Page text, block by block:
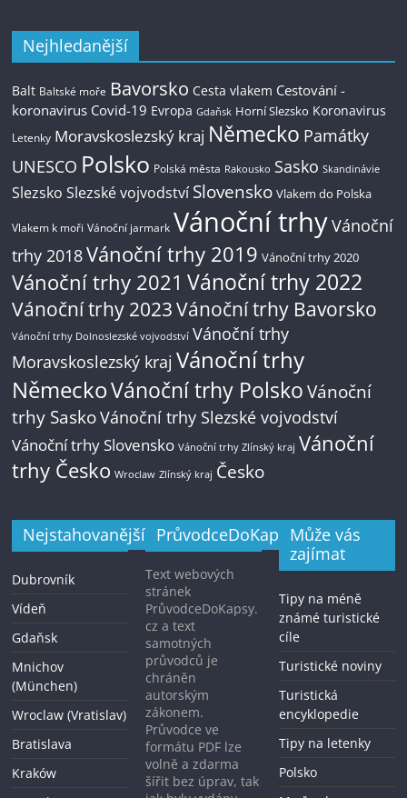
Nejhledanější
Balt Baltské moře Bavorsko Cesta vlakem Cestování -
koronavirus Covid-19 Evropa Gdaňsk Horní Slezsko Koronavirus
Letenky Moravskoslezský kraj Německo Památky
UNESCO Polsko Polská města Rakousko Sasko Skandinávie
Slezsko Slezské vojvodství Slovensko Vlakem do Polska
Vlakem k moři Vánoční jarmark Vánoční trhyVánoční
trhy 2018Vánoční trhy 2019 Vánoční trhy 2020
Vánoční trhy 2021 Vánoční trhy 2022
Vánoční trhy 2023Vánoční trhy Bavorsko
Vánoční trhy Dolnoslezské vojvodství Vánoční trhy
Moravskoslezský kraj Vánoční trhy
NěmeckoVánoční trhy Polsko Vánoční
trhy SaskoVánoční trhy Slezské vojvodství
Vánoční trhy Slovensko Vánoční trhy Zlínský kraj Vánoční
trhy Česko Wroclaw Zlínský kraj Česko
Nejstahovanější
Dubrovník
Vídeň
Gdaňsk
Mnichov
(München)
Wroclaw (Vratislav)
Bratislava
Kraków
PrůvodceDoKapsy.cz
Text webových
stránek
PrůvodceDoKapsy.
cz a text
samotných
průvodců je
chráněn
autorským
zákonem.
Průvodce ve
formátu PDF lze
volně a zdarma
šířit bez úprav, tak
Může vás
zajímat
Tipy na méně
známé turistické
cíle
Turistické noviny
Turistická
encyklopedie
Tipy na letenky
Polsko